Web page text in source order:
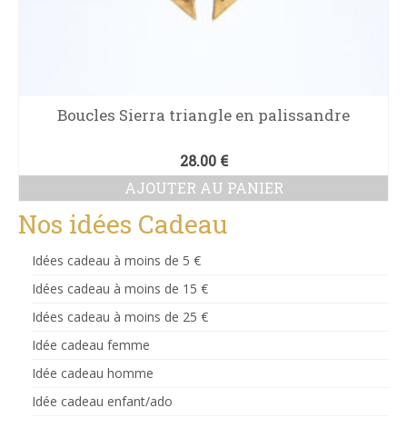
Boucles Sierra triangle en palissandre
28.00 €
AJOUTER AU PANIER
Nos idées Cadeau
Idées cadeau à moins de 5 €
Idées cadeau à moins de 15 €
Idées cadeau à moins de 25 €
Idée cadeau femme
Idée cadeau homme
Idée cadeau enfant/ado